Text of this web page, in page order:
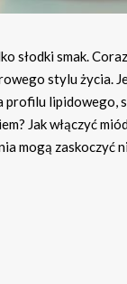
słodki smak.
stylu życia.
profilu lipidowego,
Jak włączyć
mogą zaskoczyć